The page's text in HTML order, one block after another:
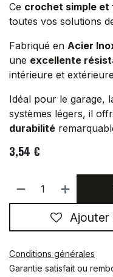
Ce crochet simple et
toutes vos solutions
Fabriqué en Acier
une excellente
intérieure et
Idéal pour le garage,
systèmes légers, il
durabilité
3,54 €
Ajouter
Conditions générales
Garantie satisfait ou